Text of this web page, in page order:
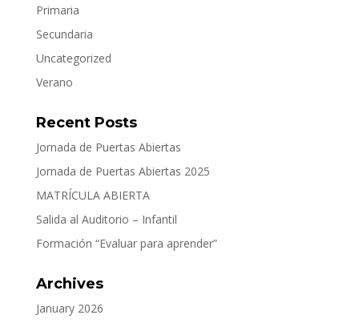
Primaria
Secundaria
Uncategorized
Verano
Recent Posts
Jornada de Puertas Abiertas
Jornada de Puertas Abiertas 2025
MATRÍCULA ABIERTA
Salida al Auditorio – Infantil
Formación “Evaluar para aprender”
Archives
January 2026